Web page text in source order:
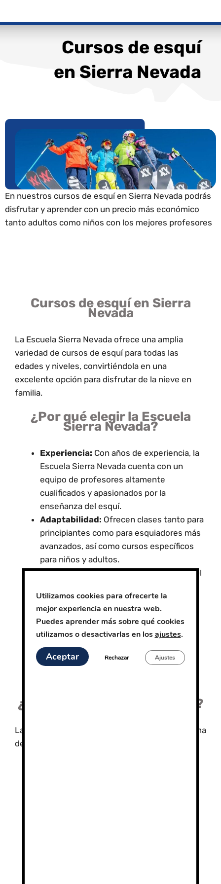
Cursos de esquí
en Sierra Nevada
En nuestros cursos de esquí en Sierra Nevada podrás
disfrutar y aprender con un precio más económico
tanto adultos como niños con los mejores profesores
Cursos de esquí en Sierra
Nevada
La Escuela Sierra Nevada ofrece una amplia
variedad de cursos de esquí para todas las
edades y niveles, convirtiéndola en una
excelente opción para disfrutar de la nieve en
familia.
¿Por qué elegir la Escuela
Sierra Nevada?
Experiencia: Con años de experiencia, la
Escuela Sierra Nevada cuenta con un
equipo de profesores altamente
cualificados y apasionados por la
enseñanza del esquí.
Adaptabilidad: Ofrecen clases tanto para
principiantes como para esquiadores más
avanzados, así como cursos específicos
para niños y adultos.
Material de calidad:Disponen de todo el
máximo de tu experiencia en la nieve,
incluyendo esquís, botas y cascos de
última generación.
Ubicación privilegiada:La escuela se
encuentra en una de las estaciones de
esquí más importantes de España, con
¿Qué tipo de cursos ofrecen?
La Escuela Sierra Nevada ofrece una amplia gama
de cursos, entre los que destacan:
Utilizamos cookies para ofrecerte la
mejor experiencia en nuestra web.
Puedes aprender más sobre qué cookies
utilizamos o desactivarlas en losajustes.
Aceptar Rechazar Ajustes